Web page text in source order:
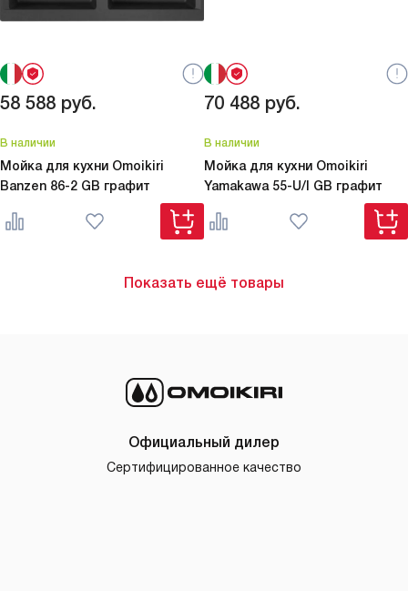
58 588 руб.
В наличии
Мойка для кухни Omoikiri
Banzen 86-2 GB графит
70 488 руб.
В наличии
Мойка для кухни Omoikiri
Yamakawa 55-U/I GB графит
Показать ещё товары
Официальный дилер
Сертифицированное качество